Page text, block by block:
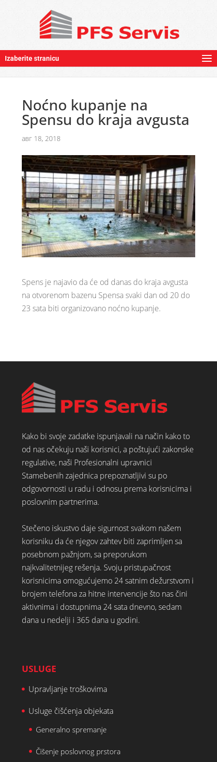
Izaberite stranicu
Noćno kupanje na
Spensu do kraja avgusta
авг 18, 2018
Spens je najavio da će od danas do kraja avgusta
na otvorenom bazenu Spensa svaki dan od 20 do
23 sata biti organizovano noćno kupanje.
Kako bi svoje zadatke ispunjavali na način kako to
od nas očekuju naši korisnici, a poštujući zakonske
regulative, naši Profesionalni upravnici
Stamebenih zajednica prepoznatljivi su po
odgovornosti u radu i odnosu prema korisnicima i
poslovnim partnerima.
Stečeno iskustvo daje sigurnost svakom našem
korisniku da će njegov zahtev biti zaprimljen sa
posebnom pažnjom, sa preporukom
najkvalitetnijeg rešenja. Svoju pristupačnost
korisnicima omogućujemo 24 satnim dežurstvom i
brojem telefona za hitne intervencije što nas čini
aktivnima i dostupnima 24 sata dnevno, sedam
dana u nedelji i 365 dana u godini.
USLUGE
Upravljanje troškovima
Usluge čišćenja objekata
Generalno spremanje
Čišenje poslovnog prstora